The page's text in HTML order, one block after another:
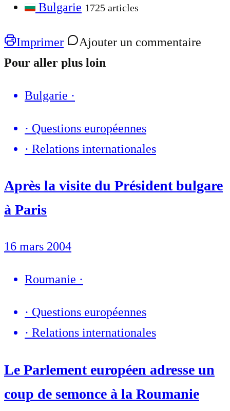
Bulgarie 1725 articles
Imprimer
Ajouter un commentaire
Pour aller plus loin
Bulgarie ·
· Questions européennes
· Relations internationales
Après la visite du Président bulgare
à Paris
16 mars 2004
Roumanie ·
· Questions européennes
· Relations internationales
Le Parlement européen adresse un
coup de semonce à la Roumanie